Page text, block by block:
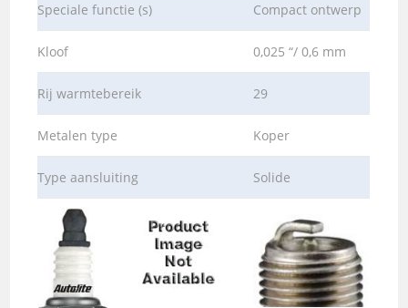
Speciale functie (s) Compact ontwerp
Kloof 0,025 “/ 0,6 mm
Rij warmtebereik 29
Metalen type Koper
Type aansluiting Solide